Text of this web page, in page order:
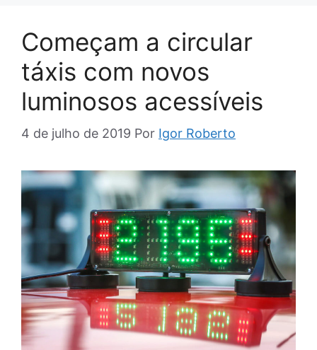
Começam a circular
táxis com novos
luminosos acessíveis
4 de julho de 2019 Por Igor Roberto